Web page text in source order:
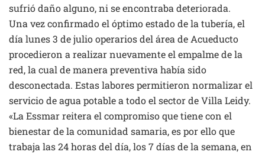
sufrió daño alguno, ni se encontraba deteriorada.
Una vez confirmado el óptimo estado de la tubería, el
día lunes 3 de julio operarios del área de Acueducto
procedieron a realizar nuevamente el empalme de la
red, la cual de manera preventiva había sido
desconectada. Estas labores permitieron normalizar el
servicio de agua potable a todo el sector de Villa Leidy.
«La Essmar reitera el compromiso que tiene con el
bienestar de la comunidad samaria, es por ello que
trabaja las 24 horas del día, los 7 días de la semana, en